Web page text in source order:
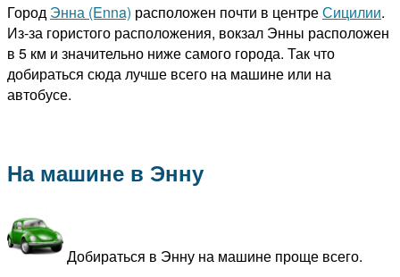
Город Энна (Enna) расположен почти в центреСицилии.
Из-за гористого расположения, вокзал Энны расположен
в 5 км и значительно ниже самого города. Так что
добираться сюда лучше всего на машине или на
автобусе.
На машине в Энну
Добираться в Энну на машине проще всего.